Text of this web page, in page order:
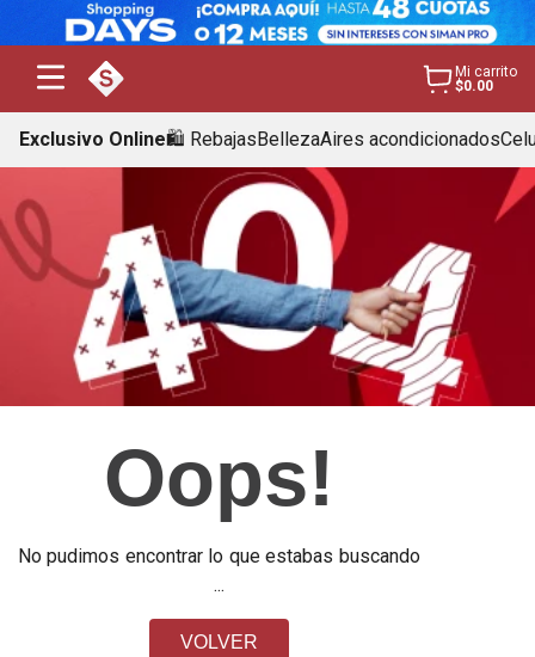
Mi carrito
$0.00
Exclusivo Online🛍️ RebajasBellezaAires acondicionados
Oops!
No pudimos encontrar lo que estabas buscando
...
VOLVER